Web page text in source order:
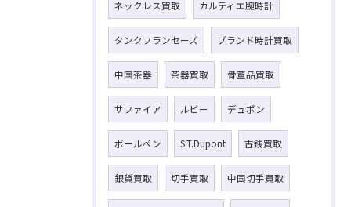
ネックレス買取 カルティエ腕時計
タンクフランセーズ ブランド時計買取
中国茶器 茶器買取 骨董品買取
サファイア ルビー デュポン
ボールペン S.T.Dupont 古銭買取
銀貨買取 切手買取 中国切手買取